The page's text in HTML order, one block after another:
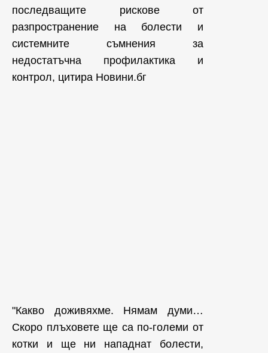
последващите рискове от
разпространение на болести и
системните съмнения за
недостатъчна профилактика и
контрол, цитира Новини.бг
"Какво доживяхме. Нямам думи…
Скоро плъховете ще са по-големи от
котки и ще ни нападнат болести,